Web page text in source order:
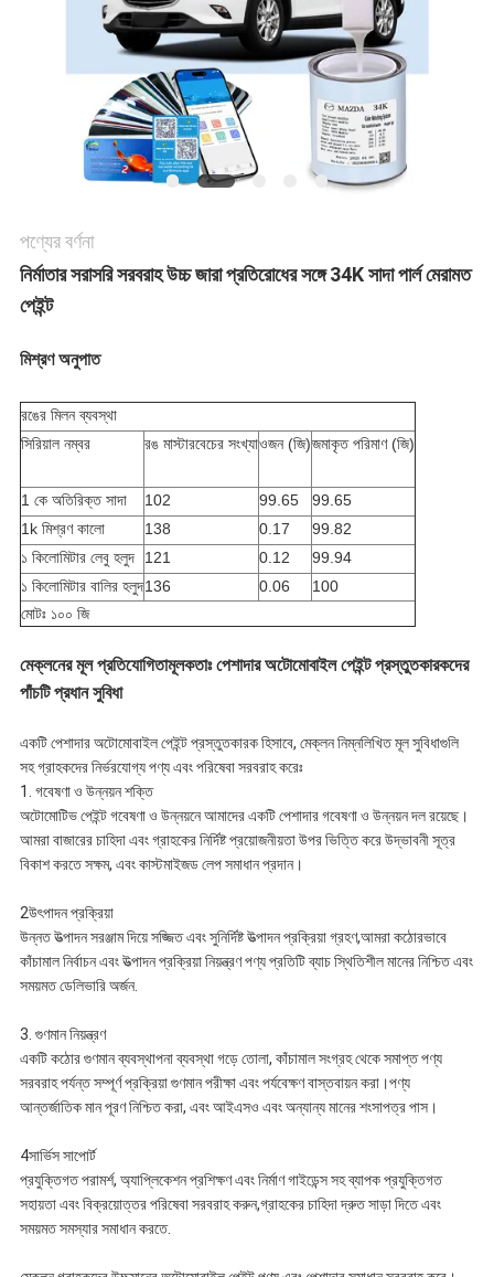
নীতি
পণ্যের বর্ণনা
নির্মাতার সরাসরি সরবরাহ উচ্চ জারা প্রতিরোধের সঙ্গে 34K সাদা পার্ল মেরামত
পেইন্ট
মিশ্রণ অনুপাত
রঙের মিলন ব্যবস্থা
সিরিয়াল নম্বর
রঙ মাস্টারবেচের সংখ্যাওজন (জি)জমাকৃত পরিমাণ (জি)
1 কে অতিরিক্ত সাদা 102 99.65
99.65
1k মিশ্রণ কালো
138 0.17
99.82
১ কিলোমিটার লেবু হলুদ
121 0.12
99.94
১ কিলোমিটার বালির হলুদ136 0.06
100
মোটঃ ১০০ জি
মেক্লনের মূল প্রতিযোগিতামূলকতাঃ পেশাদার অটোমোবাইল পেইন্ট প্রস্তুতকারকদের
পাঁচটি প্রধান সুবিধা
একটি পেশাদার অটোমোবাইল পেইন্ট প্রস্তুতকারক হিসাবে, মেক্লন নিম্নলিখিত মূল সুবিধাগুলি
সহ গ্রাহকদের নির্ভরযোগ্য পণ্য এবং পরিষেবা সরবরাহ করেঃ
1. গবেষণা ও উন্নয়ন শক্তি
অটোমোটিভ পেইন্ট গবেষণা ও উন্নয়নে আমাদের একটি পেশাদার গবেষণা ও উন্নয়ন দল রয়েছে।
আমরা বাজারের চাহিদা এবং গ্রাহকের নির্দিষ্ট প্রয়োজনীয়তা উপর ভিত্তি করে উদ্ভাবনী সূত্র
বিকাশ করতে সক্ষম, এবং কাস্টমাইজড লেপ সমাধান প্রদান।
2উৎপাদন প্রক্রিয়া
উন্নত উত্পাদন সরঞ্জাম দিয়ে সজ্জিত এবং সুনির্দিষ্ট উত্পাদন প্রক্রিয়া গ্রহণ,আমরা কঠোরভাবে
কাঁচামাল নির্বাচন এবং উত্পাদন প্রক্রিয়া নিয়ন্ত্রণ পণ্য প্রতিটি ব্যাচ স্থিতিশীল মানের নিশ্চিত এবং
সময়মত ডেলিভারি অর্জন.
3. গুণমান নিয়ন্ত্রণ
একটি কঠোর গুণমান ব্যবস্থাপনা ব্যবস্থা গড়ে তোলা, কাঁচামাল সংগ্রহ থেকে সমাপ্ত পণ্য
সরবরাহ পর্যন্ত সম্পূর্ণ প্রক্রিয়া গুণমান পরীক্ষা এবং পর্যবেক্ষণ বাস্তবায়ন করা।পণ্য
আন্তর্জাতিক মান পূরণ নিশ্চিত করা, এবং আইএসও এবং অন্যান্য মানের শংসাপত্র পাস।
4সার্ভিস সাপোর্ট
প্রযুক্তিগত পরামর্শ, অ্যাপ্লিকেশন প্রশিক্ষণ এবং নির্মাণ গাইডেন্স সহ ব্যাপক প্রযুক্তিগত
সহায়তা এবং বিক্রয়োত্তর পরিষেবা সরবরাহ করুন,গ্রাহকের চাহিদা দ্রুত সাড়া দিতে এবং
সময়মত সমস্যার সমাধান করতে.